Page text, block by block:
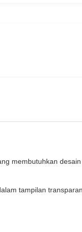
membutuhkan
tampilan